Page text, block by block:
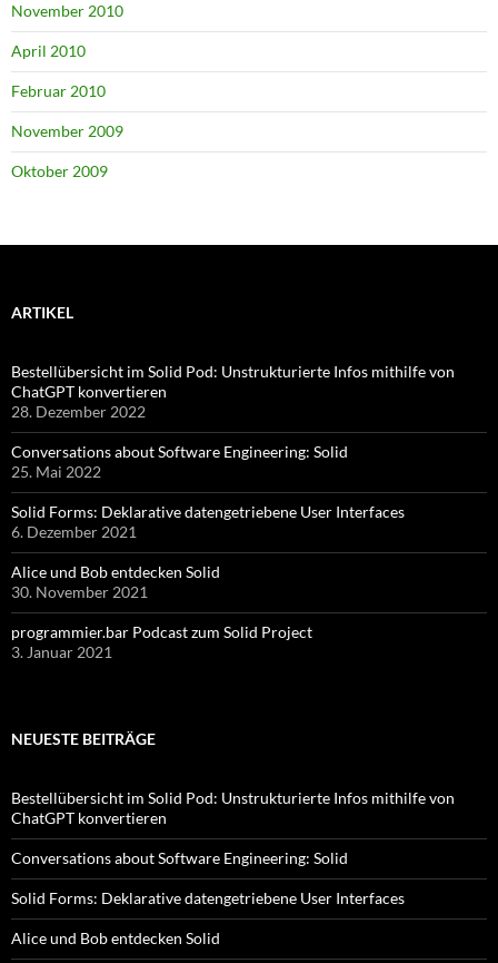
November 2010
April 2010
Februar 2010
November 2009
Oktober 2009
ARTIKEL
Bestellübersicht im Solid Pod: Unstrukturierte Infos mithilfe von
ChatGPT konvertieren
28. Dezember 2022
Conversations about Software Engineering: Solid
25. Mai 2022
Solid Forms: Deklarative datengetriebene User Interfaces
6. Dezember 2021
Alice und Bob entdecken Solid
30. November 2021
programmier.bar Podcast zum Solid Project
3. Januar 2021
NEUESTE BEITRÄGE
Bestellübersicht im Solid Pod: Unstrukturierte Infos mithilfe von
ChatGPT konvertieren
Conversations about Software Engineering: Solid
Solid Forms: Deklarative datengetriebene User Interfaces
Alice und Bob entdecken Solid